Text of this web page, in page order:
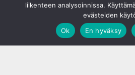
liikenteen analysoinnissa.
evästeiden
Ok
En hyväksy